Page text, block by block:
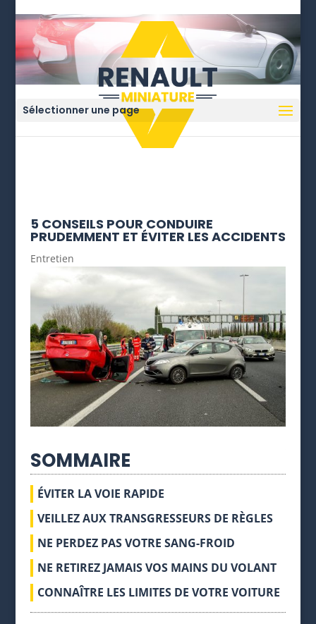
Sélectionner une page
5 CONSEILS POUR CONDUIRE
PRUDEMMENT ET ÉVITER LES ACCIDENTS
Entretien
SOMMAIRE
ÉVITER LA VOIE RAPIDE
VEILLEZ AUX TRANSGRESSEURS DE RÈGLES
NE PERDEZ PAS VOTRE SANG-FROID
NE RETIREZ JAMAIS VOS MAINS DU VOLANT
CONNAÎTRE LES LIMITES DE VOTRE VOITURE